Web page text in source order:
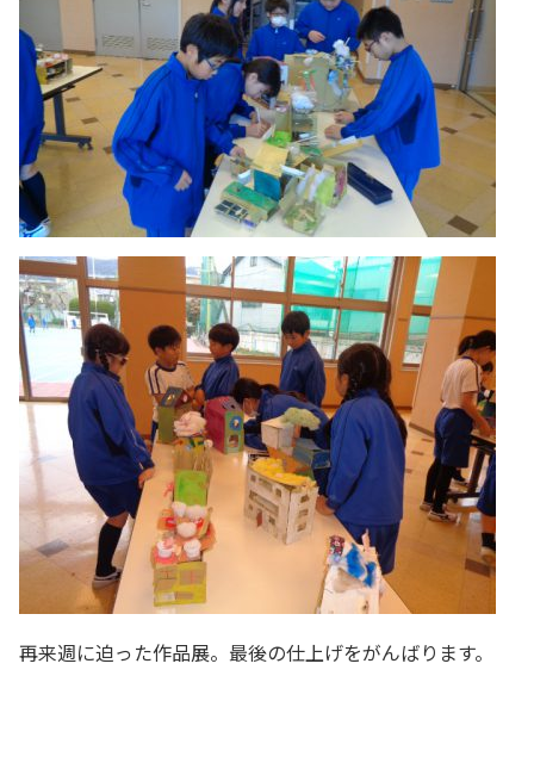
再来週に迫った作品展。最後の仕上げをがんばります。